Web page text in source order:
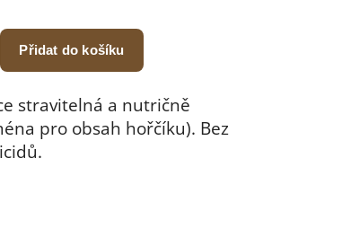
Přidat do košíku
stravitelná a nutričně
pro obsah hořčíku). Bez